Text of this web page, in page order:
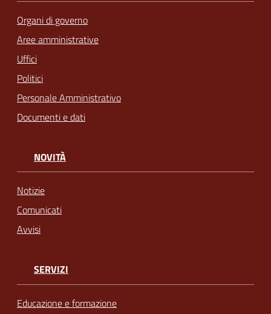
Organi di governo
Aree amministrative
Uffici
Politici
Personale Amministrativo
Documenti e dati
NOVITÀ
Notizie
Comunicati
Avvisi
SERVIZI
Educazione e formazione